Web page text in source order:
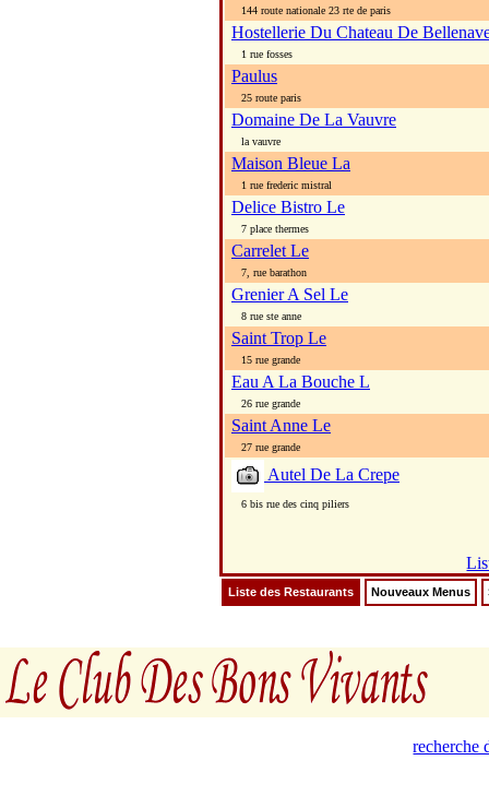
144 route nationale 23 rte de paris
Hostellerie Du Chateau De
1 rue fosses
Paulus
25 route paris
Domaine De La Vauvre
la vauvre
Maison Bleue La
1 rue frederic mistral
Delice Bistro Le
7 place thermes
Carrelet Le
7, rue barathon
Grenier A Sel Le
8 rue ste anne
Saint Trop Le
15 rue grande
Eau A La Bouche L
26 rue grande
Saint Anne Le
27 rue grande
Autel De La Crepe
6 bis rue des cinq piliers
Liste des Restaurants Nouveaux Menus
recherche